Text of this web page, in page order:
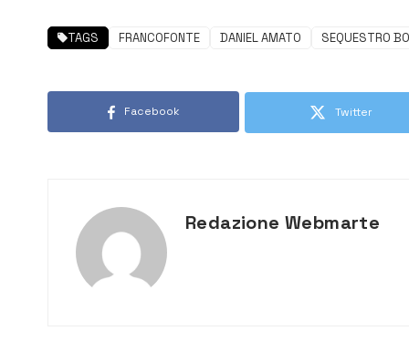
TAGS FRANCOFONTE DANIEL AMATO SEQUESTRO
Facebook Twitter
Redazione Webmarte